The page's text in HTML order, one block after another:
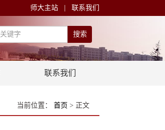
师大主站| 联系我们
搜索
联系我们
当前位置： 首页 > 正文